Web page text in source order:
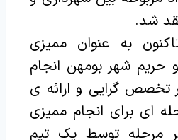
شد.
به عنوان ممیزی
حریم شهر بومهن انجام
تخصص گرایی و ارائه ی
ای برای انجام ممیزی
مرحله توسط یک تیم